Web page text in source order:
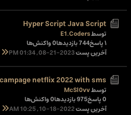
Hyper Script Java Script
توسطE1.Coders
۱ پاسخ
744 بازدیدها
0 واکنش‌ها
آخرین پست08-21-2023, 01:34 PM
netflix 2022 with sms
توسطMcSl0vv
0 پاسخ
975 بازدیدها
0 واکنش‌ها
آخرین پست10-18-2022, 10:25 AM